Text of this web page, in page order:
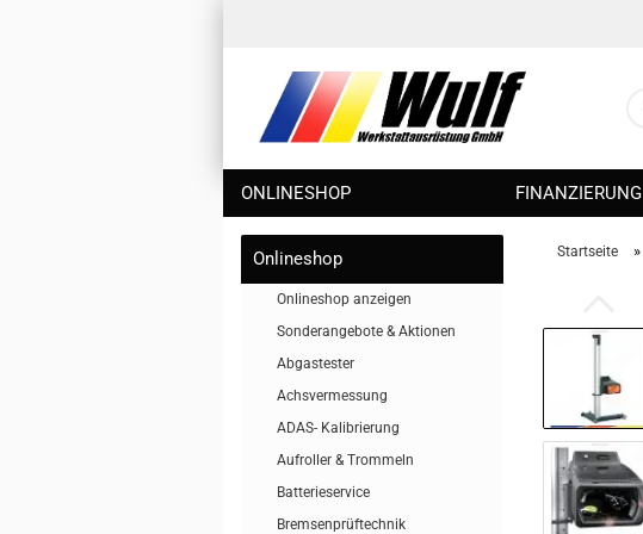
ONLINESHOP FINANZIERUNG
Startseite »
Onlineshop
Onlineshop anzeigen
Sonderangebote & Aktionen
Abgastester
Achsvermessung
ADAS- Kalibrierung
Aufroller & Trommeln
Batterieservice
Bremsenprüftechnik